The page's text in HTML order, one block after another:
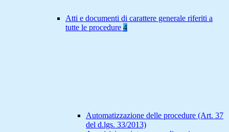
Atti e documenti di carattere generale riferiti a
tutte le procedure 4
Automatizzazione delle procedure (Art. 37
del d.lgs. 33/2013)